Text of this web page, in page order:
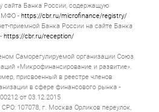
сайта Банка России, содержащую
МФО - https://cbr.ru/microfinance/registry/
приемной Банка России на сайте Банка
https://cbr.ru/reception/
Саморегулируемой организации Союз
«Микрофинансирование и развитие».
присвоенный в реестре членов
в сфере финансового рынка -
от 03.12.2015
107078, г. Москва Орликов переулок,